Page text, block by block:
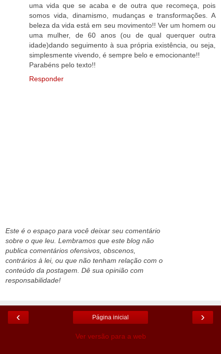
uma vida que se acaba e de outra que recomeça, pois
somos vida, dinamismo, mudanças e transformações. A
beleza da vida está em seu movimento!! Ver um homem ou
uma mulher, de 60 anos (ou de qual querquer outra
idade)dando seguimento à sua própria existência, ou seja,
simplesmente vivendo, é sempre belo e emocionante!!
Parabéns pelo texto!!
Responder
Este é o espaço para você deixar seu comentário
sobre o que leu. Lembramos que este blog não
publica comentários ofensivos, obscenos,
contrários à lei, ou que não tenham relação com o
conteúdo da postagem. Dê sua opinião com
responsabilidade!
‹ ›
Página inicial
Ver versão para a web